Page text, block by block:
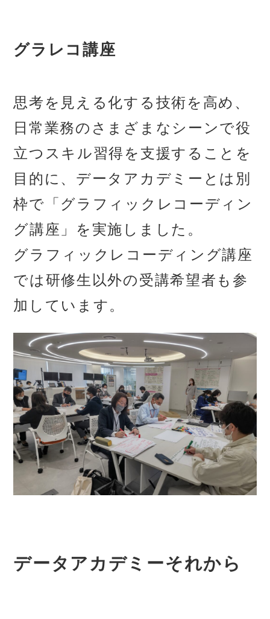
グラレコ講座
思考を見える化する技術を高め、
日常業務のさまざまなシーンで役
立つスキル習得を支援することを
目的に、データアカデミーとは別
枠で「グラフィックレコーディン
グ講座」を実施しました。
グラフィックレコーディング講座
では研修生以外の受講希望者も参
加しています。
データアカデミーそれから